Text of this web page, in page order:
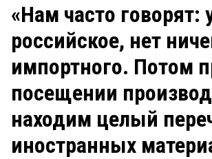
ЗАКОН
НОВОСТИ КОМПАНИЙ
СТИЛЬ ЖИЗНИ
Блоги
Архив
«Нам часто говорят:
российское, нет
импортного. Потом
посещении
находим целый
иностранных